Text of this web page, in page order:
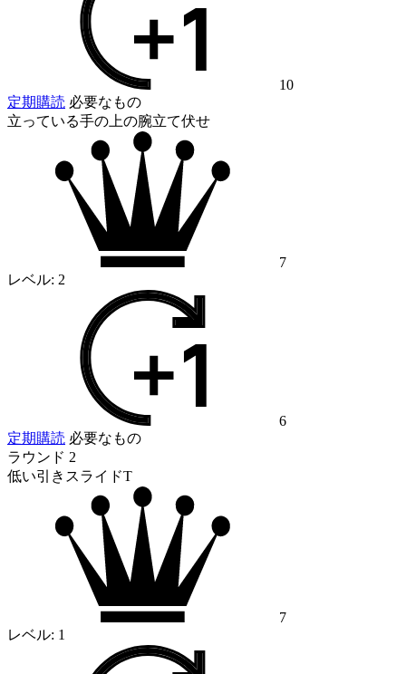
10
定期購読 必要なもの
立っている手の上の腕立て伏せ
7
レベル: 2
6
定期購読 必要なもの
ラウンド 2
低い引きスライドT
7
レベル: 1